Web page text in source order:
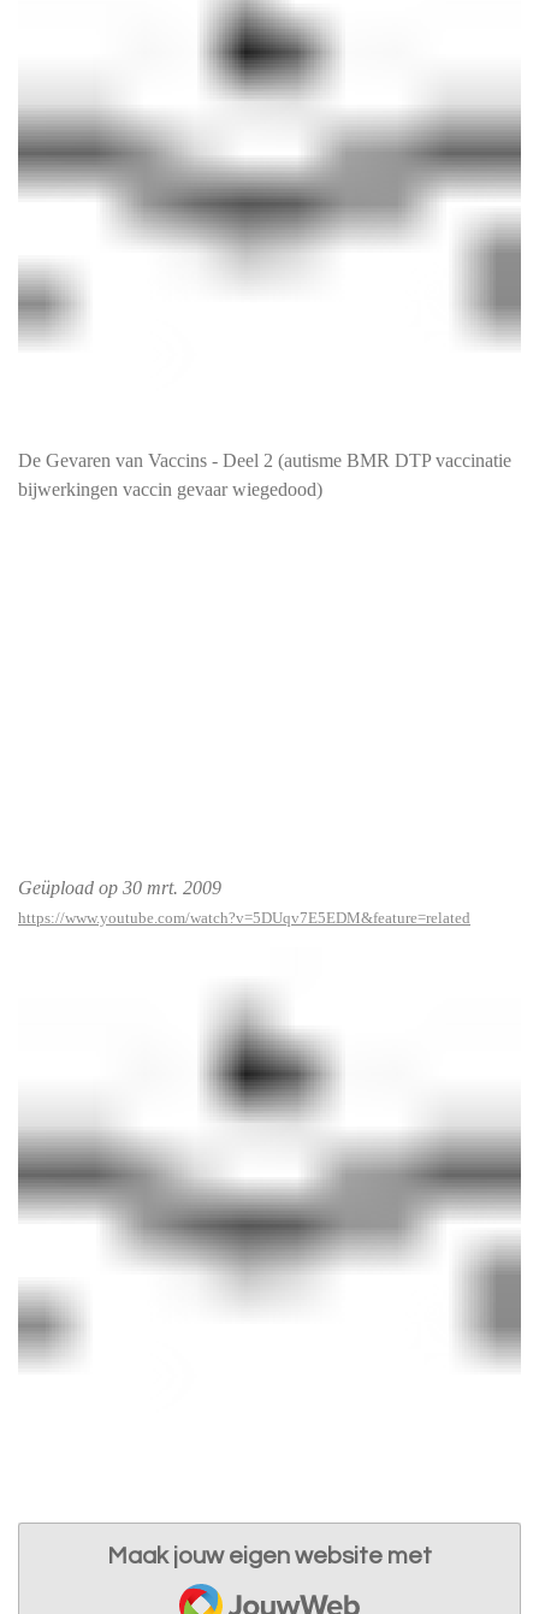
De Gevaren van Vaccins - Deel 2 (autisme BMR DTP vaccinatie
bijwerkingen vaccin gevaar wiegedood)
Geüpload op 30 mrt. 2009
https://www.youtube.com/watch?v=5DUqv7E5EDM&feature=related
Maak jouw eigen website met
JouwWeb